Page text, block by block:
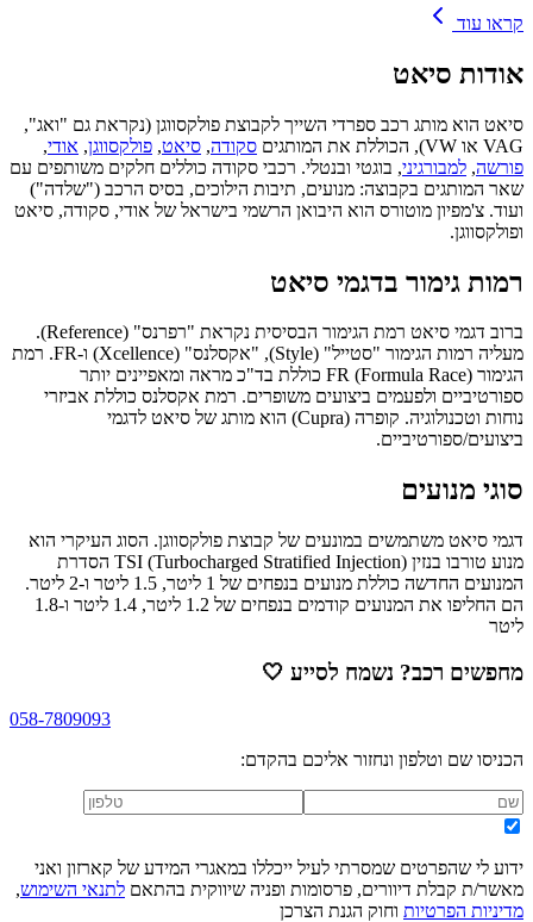
קראו עוד
אודות סיאט
סיאט הוא מותג רכב ספרדי השייך לקבוצת פולקסווגן (נקראת גם "ואג",
VAG או VW), הכוללת את המותגים
סקודה, סיאט, פולקסווגן, אודי,
פורשה, למבורגיני, בוגטי ובנטלי. רכבי סקודה כוללים חלקים משותפים עם
שאר המותגים בקבוצה: מנועים, תיבות הילוכים, בסיס הרכב ("שלדה")
ועוד. צ'מפיון מוטורס הוא היבואן הרשמי בישראל של אודי, סקודה, סיאט
ופולקסווגן.
רמות גימור בדגמי סיאט
ברוב דגמי סיאט רמת הגימור הבסיסית נקראת "רפרנס" (Reference).
מעליה רמות הגימור "סטייל" (Style), "אקסלנס" (Xcellence) ו-FR. רמת
הגימור FR (Formula Race) כוללת בד"כ מראה ומאפיינים יותר
ספורטיביים ולפעמים ביצועים משופרים. רמת אקסלנס כוללת אביזרי
נוחות וטכנולוגיה. קופרה (Cupra) הוא מותג של סיאט לדגמי
ביצועים/ספורטיביים.
סוגי מנועים
דגמי סיאט משתמשים במונעים של קבוצת פולקסווגן. הסוג העיקרי הוא
מנוע טורבו בנזין TSI (Turbocharged Stratified Injection) הסדרת
המנועים החדשה כוללת מנועים בנפחים של 1 ליטר, 1.5 ליטר ו-2 ליטר.
הם החליפו את המנועים קודמים בנפחים של 1.2 ליטר, 1.4 ליטר ו-1.8
ליטר
מחפשים רכב? נשמח לסייע 🤍
058-7809093
הכניסו שם וטלפון ונחזור אליכם בהקדם:
ידוע לי שהפרטים שמסרתי לעיל ייכללו במאגרי המידע של קארזון ואני
מאשר/ת קבלת דיוורים, פרסומות ופניה שיווקית בהתאם לתנאי השימוש,
מדיניות הפרטיות וחוק הגנת הצרכן